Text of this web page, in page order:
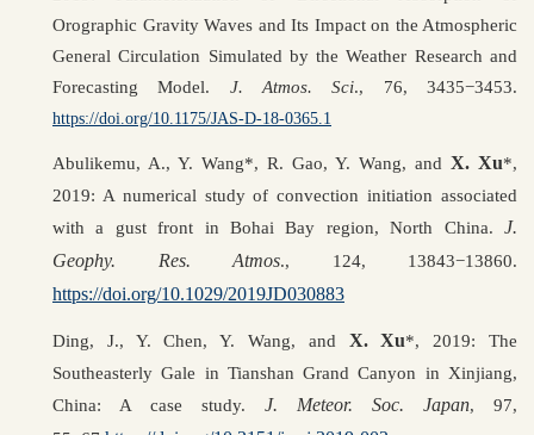
Orographic Gravity Waves and Its Impact on the Atmospheric
General Circulation Simulated by the Weather Research and
Forecasting Model. J. Atmos. Sci., 76, 3435−3453.
https://doi.org/10.1175/JAS-D-18-0365.1
Abulikemu, A., Y. Wang*, R. Gao, Y. Wang, and X. Xu*,
2019: A numerical study of convection initiation associated
with a gust front in Bohai Bay region, North China. J.
Geophy. Res. Atmos., 124, 13843−13860.
https://doi.org/10.1029/2019JD030883
Ding, J., Y. Chen, Y. Wang, and X. Xu*, 2019: The
Southeasterly Gale in Tianshan Grand Canyon in Xinjiang,
China: A case study. J. Meteor. Soc. Japan, 97,